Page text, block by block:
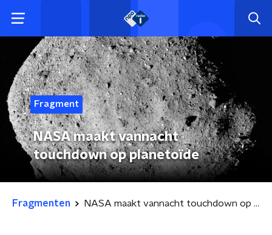
Fragment
NASA maakt vannacht
touchdown op planetoïde
Fragmenten NASA maakt vannacht touchdown op planetoïde